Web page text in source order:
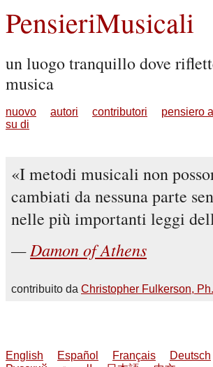
PensieriMusicali
un luogo tranquillo dove
musica
nuovo autori contributori pensiero
su di
I metodi musicali non
cambiati da nessuna parte
nelle più importanti leggi
Damon of Athens
contribuito da Christopher Fulkerson,
English Español Français Deutsch